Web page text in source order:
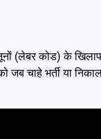
(लेबर कोड) के
जब चाहे भर्ती या